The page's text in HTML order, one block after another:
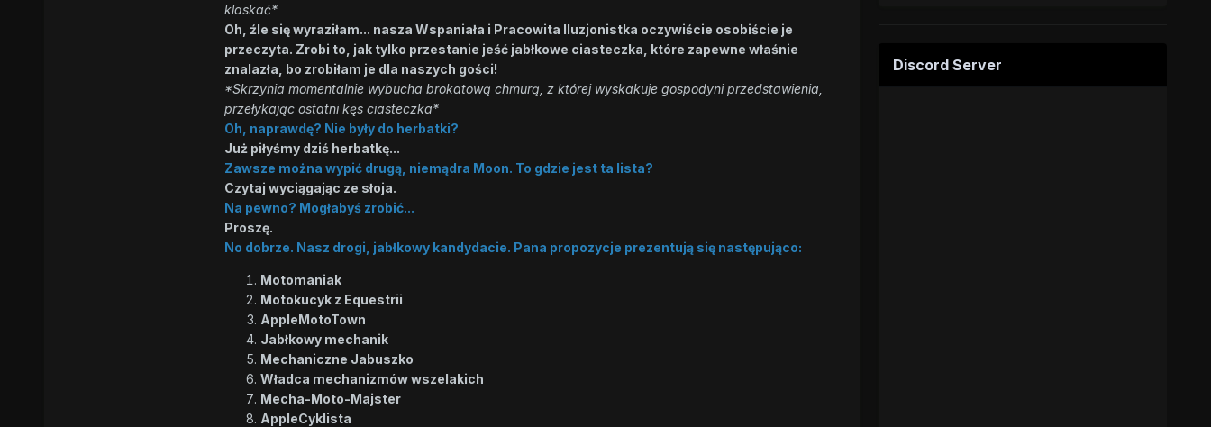
klaskać*
Oh, źle się wyraziłam... nasza Wspaniała i Pracowita Iluzjonistka oczywiście osobiście je
przeczyta. Zrobi to, jak tylko przestanie jeść jabłkowe ciasteczka, które zapewne właśnie
znalazła, bo zrobiłam je dla naszych gości!
*Skrzynia momentalnie wybucha brokatową chmurą, z której wyskakuje gospodyni przedstawienia,
przełykając ostatni kęs ciasteczka*
Oh, naprawdę? Nie były do herbatki?
Już piłyśmy dziś herbatkę...
Zawsze można wypić drugą, niemądra Moon. To gdzie jest ta lista?
Czytaj wyciągając ze słoja.
Na pewno? Mogłabyś zrobić...
Proszę.
No dobrze. Nasz drogi, jabłkowy kandydacie. Pana propozycje prezentują się następująco:
Motomaniak
Motokucyk z Equestrii
AppleMotoTown
Jabłkowy mechanik
Mechaniczne Jabuszko
Władca mechanizmów wszelakich
Mecha-Moto-Majster
AppleCyklista
Discord Server